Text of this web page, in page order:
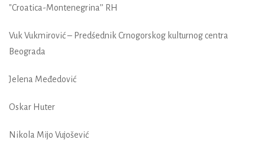
"Croatica-Montenegrina’’ RH
Vuk Vukmirović – Predśednik Crnogorskog kulturnog centra
Beograda
Jelena Međedović
Oskar Huter
Nikola Mijo Vujošević